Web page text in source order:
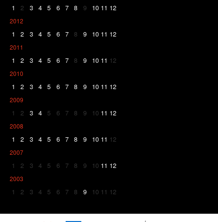
1 2 3 4 5 6 7 8 9 10 11 12
2012
1 2 3 4 5 6 7 8 9 10 11 12
2011
1 2 3 4 5 6 7 8 9 10 11 12
2010
1 2 3 4 5 6 7 8 9 10 11 12
2009
1 2 3 4 5 6 7 8 9 10 11 12
2008
1 2 3 4 5 6 7 8 9 10 11 12
2007
1 2 3 4 5 6 7 8 9 10 11 12
2003
1 2 3 4 5 6 7 8 9 10 11 12